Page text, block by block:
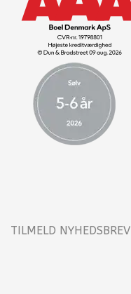
TILMELD NYHEDSBREV